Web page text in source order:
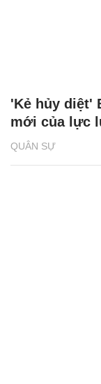
QUÂN SỰ
'Kẻ hủy diệt'
mới của lực